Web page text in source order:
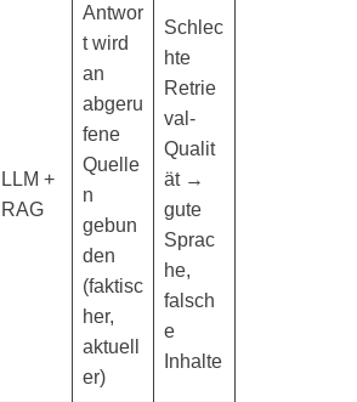
LLM +
RAG
Antwor
t wird
an
abgeru
fene
Quelle
n
gebun
den
(faktisc
her,
aktuell
er)
Schlec
hte
Retrie
val-
Qualit
ät →
gute
Sprac
he,
falsch
e
Inhalte